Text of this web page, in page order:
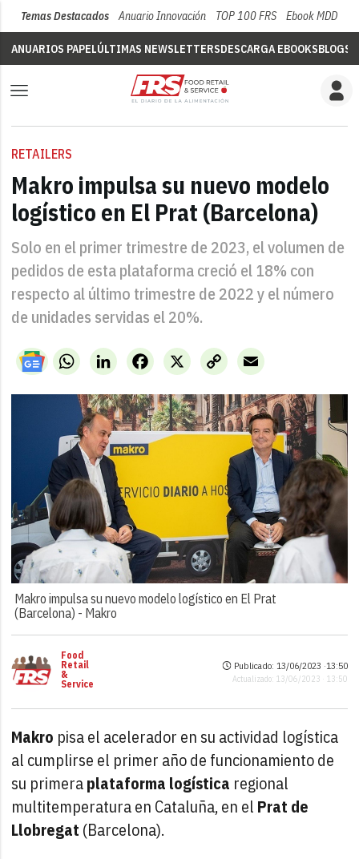
Temas Destacados Anuario Innovación TOP 100 FRS Ebook MDD
ANUARIOS PAPELÚLTIMAS NEWSLETTERSDESCARGA EBOOKSBLOGS
RETAILERS
Makro impulsa su nuevo modelo
logístico en El Prat (Barcelona)
Solo en el primer trimestre de 2023, el volumen de
pedidos de esta plataforma creció el 18% con
respecto al último trimestre de 2022 y el número
de unidades servidas el 20%.
WhatsAppLinkedIn X
Facebook
Copy
Link
Email
Makro impulsa su nuevo modelo logístico en El Prat
(Barcelona) - Makro
Food
Retail
&
Service
Publicado: 13/06/2023 ·13:50
Actualizado: 13/06/2023 · 13:50
Makro pisa el acelerador en su actividad logística
al cumplirse el primer año de funcionamiento de
su primeraplataforma logística regional
multitemperatura en Cataluña, en el Prat de
Llobregat (Barcelona).